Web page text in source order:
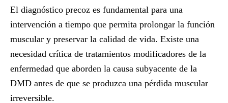
El diagnóstico precoz es fundamental para una
intervención a tiempo que permita prolongar la función
muscular y preservar la calidad de vida. Existe una
necesidad crítica de tratamientos modificadores de la
enfermedad que aborden la causa subyacente de la
DMD antes de que se produzca una pérdida muscular
irreversible.